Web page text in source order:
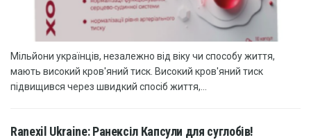
Мільйони українців, незалежно від віку чи способу життя,
мають високий кров'яний тиск. Високий кров'яний тиск
підвищився через швидкий спосіб життя,...
Ranexil Ukraine: Ранексіл Капсули для суглобів!